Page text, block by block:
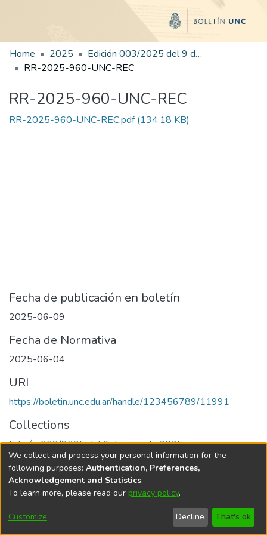
Home 2025
Edición 003/2025 del 9 de junio de 2025
RR-2025-960-UNC-REC
RR-2025-960-UNC-REC
RR-2025-960-UNC-REC.pdf(134.18 KB)
Fecha de publicación en boletín
2025-06-09
Fecha de Normativa
2025-06-04
URI
https://boletin.unc.edu.ar/handle/123456789/11991
Collections
Edición 003/2025 del 9 de junio de 2025
Universidad Nacional de Córdoba
We collect and process your personal information for the
following purposes: Authentication, Preferences,
Acknowledgement and Statistics.
To learn more, please read our privacy policy.
Customize Decline That's ok